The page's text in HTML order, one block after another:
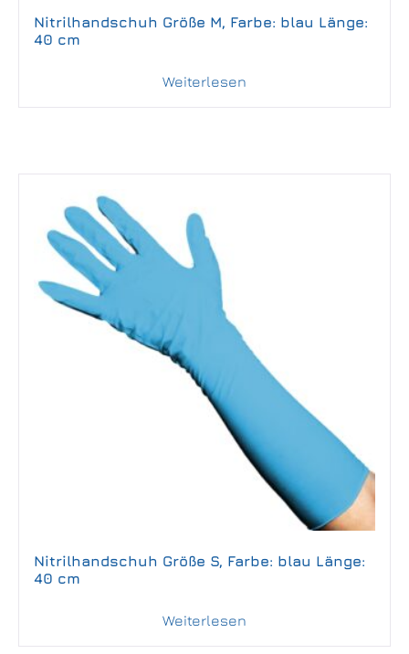
Nitrilhandschuh Größe M, Farbe: blau Länge:
40 cm
Weiterlesen
Nitrilhandschuh Größe S, Farbe: blau Länge:
40 cm
Weiterlesen